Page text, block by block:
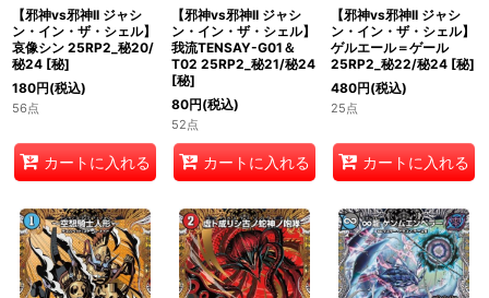
【邪神vs邪神II ジャシ
ン・イン・ザ・シェル】
哀像シン 25RP2_秘20/
秘24 [秘]
180円(税込)
56点
カートに入れる
【邪神vs邪神II ジャシ
ン・イン・ザ・シェル】
我流TENSAY-G01＆
T02 25RP2_秘21/秘24
[秘]
80円(税込)
52点
カートに入れる
【邪神vs邪神II ジャシ
ン・イン・ザ・シェル】
ゲルエール＝ゲール
25RP2_秘22/秘24 [秘]
480円(税込)
25点
カートに入れる